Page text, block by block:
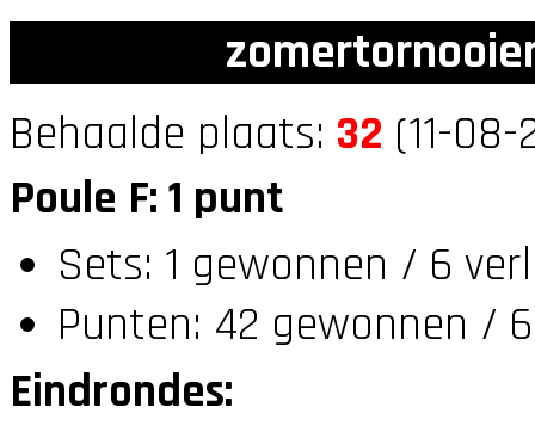
Behaalde plaats: 32 (11-
Poule F: 1 punt
Sets: 1 gewonnen / 6
Punten: 42 gewonnen /
Eindrondes: